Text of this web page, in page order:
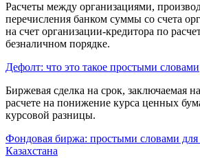
Расчеты между ор­ганизациями,
перечисления банком суммы со счета
на счет организации-кредитора по
безналичном порядке.
Дефолт: что это такое простыми словами
Биржевая сделка на срок, заклю­чаемая
расчете на пони­жение курса ценных
курсовой разницы.
Фондовая биржа: простыми словами
Казахстана